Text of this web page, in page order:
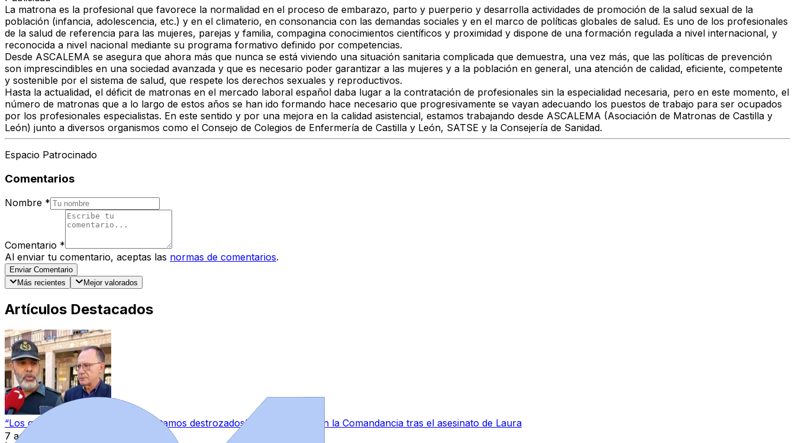
La matrona es la profesional que favorece la normalidad en el proceso de embarazo, parto y puerperio y desarrolla actividades de promoción de la salud sexual de la
población (infancia, adolescencia, etc.) y en el climaterio, en consonancia con las demandas sociales y en el marco de políticas globales de salud. Es uno de los profesionales
de la salud de referencia para las mujeres, parejas y familia, compagina conocimientos científicos y proximidad y dispone de una formación regulada a nivel internacional, y
reconocida a nivel nacional mediante su programa formativo definido por competencias.
Desde ASCALEMA se asegura que ahora más que nunca se está viviendo una situación sanitaria complicada que demuestra, una vez más, que las políticas de prevención
son imprescindibles en una sociedad avanzada y que es necesario poder garantizar a las mujeres y a la población en general, una atención de calidad, eficiente, competente
y sostenible por el sistema de salud, que respete los derechos sexuales y reproductivos.
Hasta la actualidad, el déficit de matronas en el mercado laboral español daba lugar a la contratación de profesionales sin la especialidad necesaria, pero en este momento, el
número de matronas que a lo largo de estos años se han ido formando hace necesario que progresivamente se vayan adecuando los puestos de trabajo para ser ocupados
por los profesionales especialistas. En este sentido y por una mejora en la calidad asistencial, estamos trabajando desde ASCALEMA (Asociación de Matronas de Castilla y
León) junto a diversos organismos como el Consejo de Colegios de Enfermería de Castilla y León, SATSE y la Consejería de Sanidad.
Espacio Patrocinado
Comentarios
Nombre *
Comentario *
Al enviar tu comentario, aceptas las normas de comentarios.
Enviar Comentario
Más recientes
Mejor valorados
Artículos Destacados
“Los guardias civiles de Zamora estamos destrozados”: la conmoción en la Comandancia tras el asesinato de Laura
7 ago 2026